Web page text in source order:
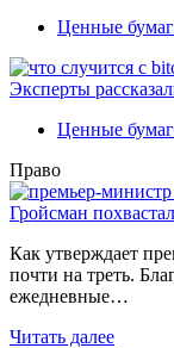
Ценные
Эксперты
Ценные
Право
Гройсман
Как утверждает
почти на треть.
ежедневные…
Читать далее